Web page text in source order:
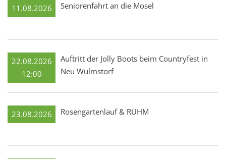
11.08.2026 Seniorenfahrt an die Mosel
22.08.2026
12:00
Auftritt der Jolly Boots beim Countryfest in
Neu Wulmstorf
23.08.2026 Rosengartenlauf & RUHM